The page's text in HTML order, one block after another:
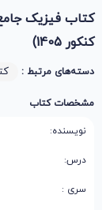
کتاب فیزیک
کنکور 1405)
دسته‌های مرتبط :
مشخصات کتاب
نویسنده:
درس:
سری :